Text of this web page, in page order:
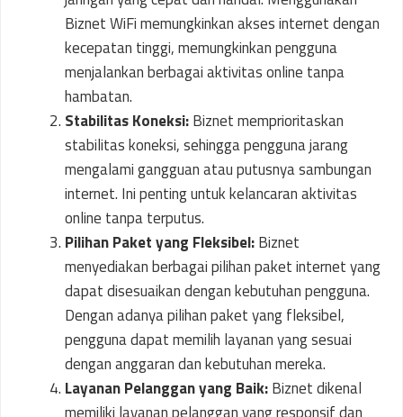
Biznet WiFi memungkinkan akses internet dengan
kecepatan tinggi, memungkinkan pengguna
menjalankan berbagai aktivitas online tanpa
hambatan.
Stabilitas Koneksi:Biznet memprioritaskan
stabilitas koneksi, sehingga pengguna jarang
mengalami gangguan atau putusnya sambungan
internet. Ini penting untuk kelancaran aktivitas
online tanpa terputus.
Pilihan Paket yang Fleksibel:Biznet
menyediakan berbagai pilihan paket internet yang
dapat disesuaikan dengan kebutuhan pengguna.
Dengan adanya pilihan paket yang fleksibel,
pengguna dapat memilih layanan yang sesuai
dengan anggaran dan kebutuhan mereka.
Layanan Pelanggan yang Baik:Biznet dikenal